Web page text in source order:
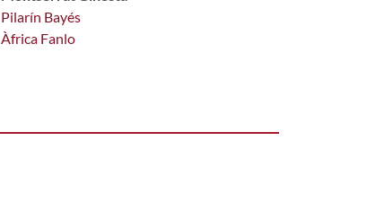
Pilarín Bayés
Àfrica Fanlo